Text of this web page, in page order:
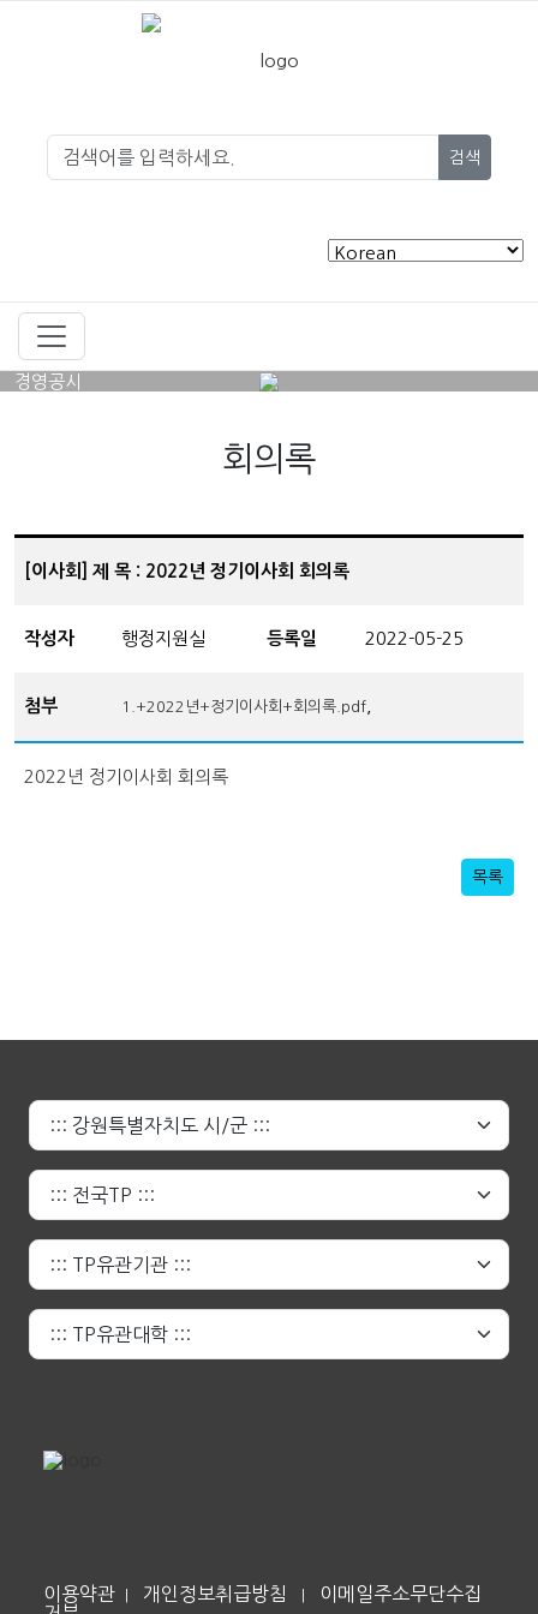
검색
경영공시
회의록
[이사회] 제 목 : 2022년 정기이사회 회의록
작성자 행정지원실 등록일 2022-05-25
첨부 1.+2022년+정기이사회+회의록.pdf
2022년 정기이사회 회의록
목록
이용약관 개인정보취급방침
이메일주소무단수집